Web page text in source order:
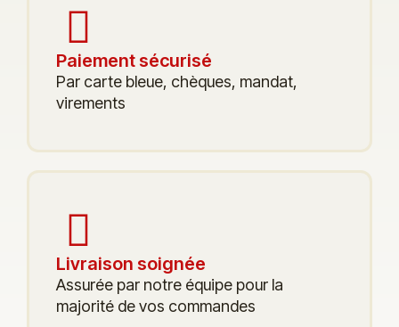
Paiement sécurisé
Par carte bleue, chèques, mandat,
virements
Livraison soignée
Assurée par notre équipe pour la
majorité de vos commandes